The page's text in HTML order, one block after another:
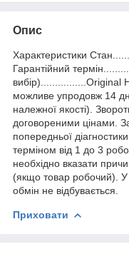
Опис
Характеристики
Гарантійний
вибір)................Original
можливе упродовж 14
належної якості).
договореними цінами.
попередньої
терміном від 1 до 3
необхідно вказати
(якщо товар робочий). У
обмін не відбувається.
Приховати